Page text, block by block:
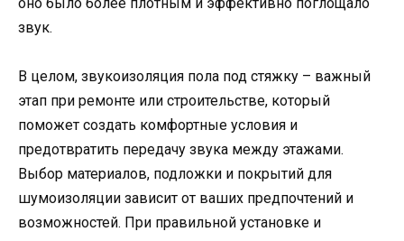
звук.
В целом, звукоизоляция пола под стяжку – важный
этап при ремонте или строительстве, который
поможет создать комфортные условия и
предотвратить передачу звука между этажами.
Выбор материалов, подложки и покрытий для
шумоизоляции зависит от ваших предпочтений и
возможностей. При правильной установке и